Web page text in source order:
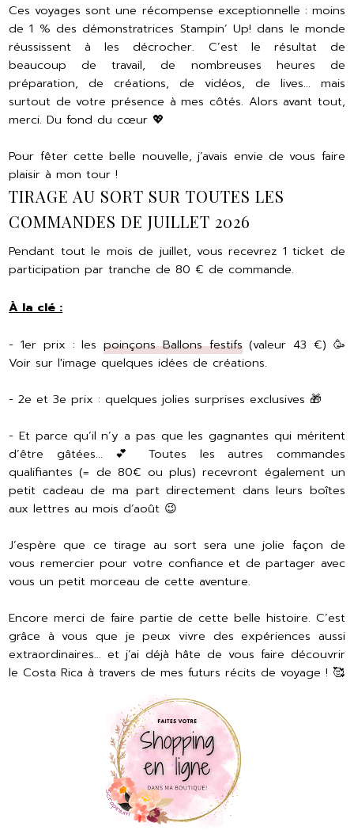
Ces voyages sont une récompense exceptionnelle : moins
de 1 % des démonstratrices Stampin’ Up! dans le monde
réussissent à les décrocher. C’est le résultat de
beaucoup de travail, de nombreuses heures de
préparation, de créations, de vidéos, de lives… mais
surtout de votre présence à mes côtés. Alors avant tout,
merci. Du fond du cœur 💖
Pour fêter cette belle nouvelle, j’avais envie de vous faire
plaisir à mon tour !
TIRAGE AU SORT SUR TOUTES LES
COMMANDES DE JUILLET 2026
Pendant tout le mois de juillet, vous recevrez 1 ticket de
participation par tranche de 80 € de commande.
À la clé :
- 1er prix : lespoinçons Ballons festifs(valeur 43 €) 🥳
Voir sur l'image quelques idées de créations.
- 2e et 3e prix : quelques jolies surprises exclusives 🎁
- Et parce qu’il n’y a pas que les gagnantes qui méritent
d’être gâtées… 💕 Toutes les autres commandes
qualifiantes (= de 80€ ou plus) recevront également un
petit cadeau de ma part directement dans leurs boîtes
aux lettres au mois d’août 😉
J’espère que ce tirage au sort sera une jolie façon de
vous remercier pour votre confiance et de partager avec
vous un petit morceau de cette aventure.
Encore merci de faire partie de cette belle histoire. C’est
grâce à vous que je peux vivre des expériences aussi
extraordinaires… et j’ai déjà hâte de vous faire découvrir
le Costa Rica à travers de mes futurs récits de voyage ! 🥰